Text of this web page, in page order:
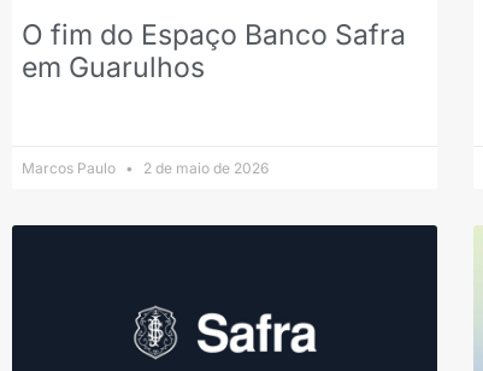
O fim do Espaço Banco Safra
em Guarulhos
Marcos Paulo 2 de maio de 2026